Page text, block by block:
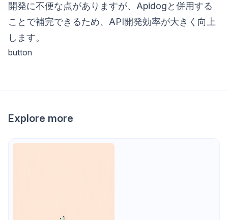
開発に不便な点がありますが、Apidogと併用する
ことで補完できるため、API開発効率が大きく向上
します。
button
Explore more